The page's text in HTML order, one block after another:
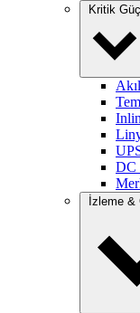
Kritik Güç
DC
İzleme &